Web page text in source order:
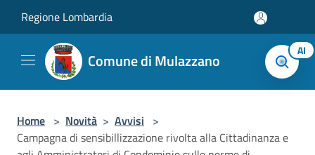
Regione Lombardia
Comune di Mulazzano AI
Home > Novità > Avvisi >
Campagna di sensibillizzazione rivolta alla Cittadinanza e